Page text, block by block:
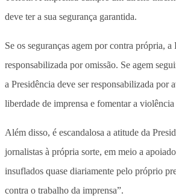
deve ter a sua segurança garantida.
Se os seguranças agem por contra própria, a
responsabilizada por omissão. Se agem
a Presidência deve ser responsabilizada por
liberdade de imprensa e fomentar a
Além disso, é escandalosa a atitude da
jornalistas à própria sorte, em meio a
insuflados quase diariamente pelo próprio
contra o trabalho da imprensa”.